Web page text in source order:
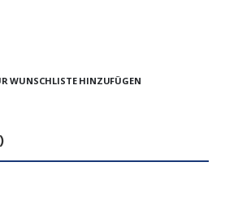
WUNSCHLISTE HINZUFÜGEN